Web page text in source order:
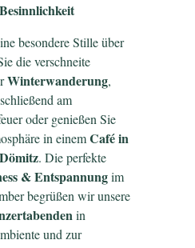
besondere Stille über
die verschneite
Winterwanderung,
am
oder genießen Sie
in einemCafé in
. Die perfekte
& Entspannungim
begrüßen wir unsere
in
und zur